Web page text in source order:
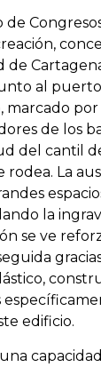
de
al
marcado
de los
del cantil
La
la
se ve
edificio.